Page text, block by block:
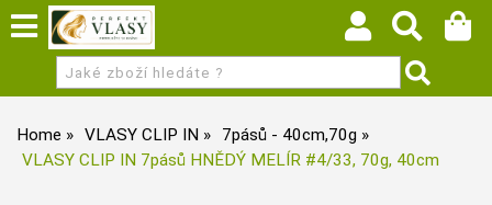
Home VLASY CLIP IN
7pásů - 40cm,70g
VLASY CLIP IN 7pásů HNĚDÝ MELÍR #4/33, 70g, 40cm